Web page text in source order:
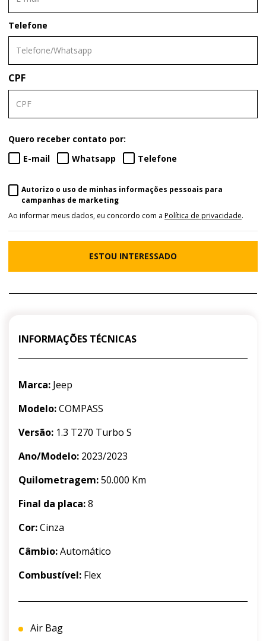
Telefone
CPF
Quero receber contato por:
E-mail
Whatsapp Telefone
Autorizo o uso de minhas informações pessoais para
campanhas de marketing
Ao informar meus dados, eu concordo com a Política de privacidade.
ESTOU INTERESSADO
INFORMAÇÕES TÉCNICAS
Marca: Jeep
Modelo:COMPASS
Versão: 1.3 T270 Turbo S
Ano/Modelo: 2023/2023
Quilometragem:50.000 Km
Final da placa:8
Cor:Cinza
Câmbio:Automático
Combustível: Flex
Air Bag